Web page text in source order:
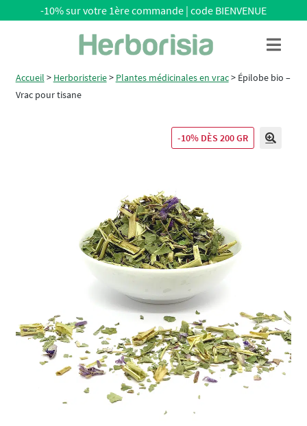
navigation
-10% sur votre 1ère commande | code BIENVENUE
Menu
Accueil > Herboristerie> Plantes médicinales en vrac> Épilobe bio –
Vrac pour tisane
-10% DÈS 200 GR